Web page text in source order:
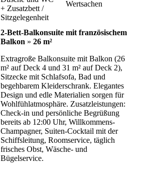
+ Zusatzbett /
Sitzgelegenheit
Wertsachen
2-Bett-Balkonsuite mit französischem
Balkon » 26 m²
Extragroße Balkonsuite mit Balkon (26
m² auf Deck 4 und 31 m² auf Deck 2),
Sitzecke mit Schlafsofa, Bad und
begehbarem Kleiderschrank. Elegantes
Design und edle Materialien sorgen für
Wohlfühlatmosphäre. Zusatzleistungen:
Check-in und persönliche Begrüßung
bereits ab 12:00 Uhr, Willkommens-
Champagner, Suiten-Cocktail mit der
Schiffsleitung, Roomservice, täglich
frisches Obst, Wäsche- und
Bügelservice.